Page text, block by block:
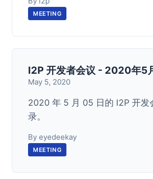
MEETING
I2P 开发者会议 - 2020年5
May 5, 2020
2020 年 5 月 05 日的 I2P 开发
录。
By eyedeekay
MEETING